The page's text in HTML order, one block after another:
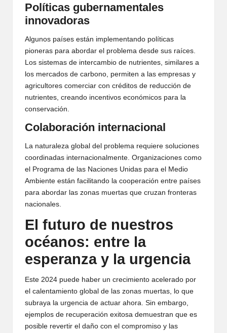
Políticas gubernamentales
innovadoras
Algunos países están implementando políticas
pioneras para abordar el problema desde sus raíces.
Los sistemas de intercambio de nutrientes, similares a
los mercados de carbono, permiten a las empresas y
agricultores comerciar con créditos de reducción de
nutrientes, creando incentivos económicos para la
conservación.
Colaboración internacional
La naturaleza global del problema requiere soluciones
coordinadas internacionalmente. Organizaciones como
el Programa de las Naciones Unidas para el Medio
Ambiente están facilitando la cooperación entre países
para abordar las zonas muertas que cruzan fronteras
nacionales.
El futuro de nuestros
océanos: entre la
esperanza y la urgencia
Este 2024 puede haber un crecimiento acelerado por
el calentamiento global de las zonas muertas, lo que
subraya la urgencia de actuar ahora. Sin embargo,
ejemplos de recuperación exitosa demuestran que es
posible revertir el daño con el compromiso y las